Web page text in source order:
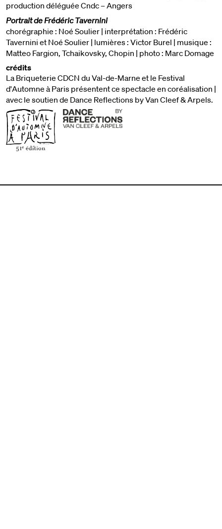
production déléguée Cndc – Angers
Portrait de Frédéric Tavernini
chorégraphie : Noé Soulier | interprétation : Frédéric
Tavernini et Noé Soulier | lumières : Victor Burel | musique :
Matteo Fargion, Tchaikovsky, Chopin | photo : Marc Domage
crédits
La Briqueterie CDCN du Val-de-Marne et le Festival
d'Automne à Paris présentent ce spectacle en coréalisation |
avec le soutien de Dance Reflections by Van Cleef & Arpels.